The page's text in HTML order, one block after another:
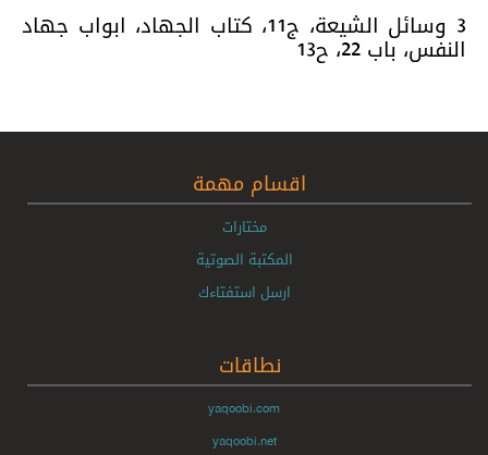
3 وسائل الشيعة، ج11، كتاب الجهاد، ابواب جهاد
النفس، باب 22، ح13
اقسام مهمة
مختارات
المكتبة الصوتية
ارسل استفتاءك
نطاقات
yaqoobi.com
yaqoobi.net